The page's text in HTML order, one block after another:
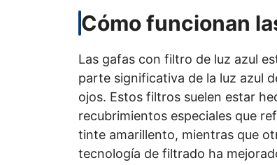
Cómo funcionan
Las gafas con filtro de luz azul
parte significativa de la luz azul
ojos. Estos filtros suelen estar
recubrimientos especiales que
tinte amarillento, mientras que
tecnología de filtrado ha